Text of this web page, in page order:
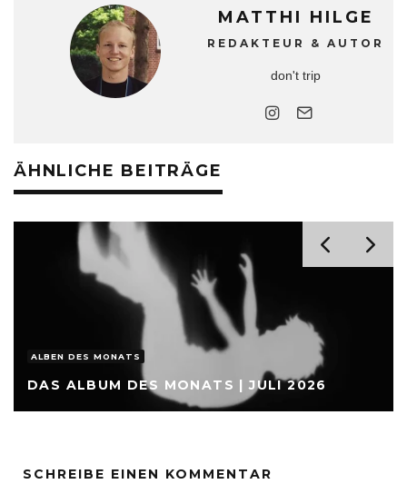
MATTHI HILGE
REDAKTEUR & AUTOR
don't trip
ÄHNLICHE BEITRÄGE
ALBEN DES MONATS
DAS ALBUM DES MONATS | JULI 2026
SCHREIBE EINEN KOMMENTAR